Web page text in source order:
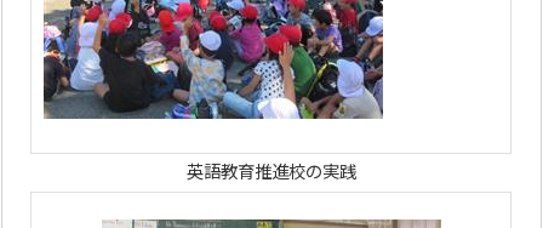
英語教育推進校の実践